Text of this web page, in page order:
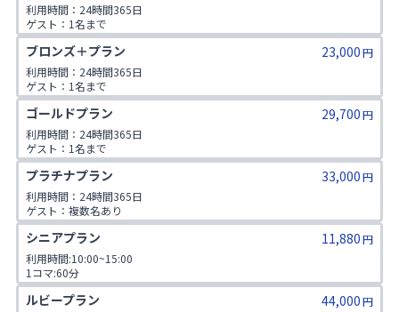
利用時間：24時間365日
ゲスト：1名まで
ブロンズ＋プラン 23,000円
利用時間：24時間365日
ゲスト：1名まで
ゴールドプラン 29,700円
利用時間：24時間365日
ゲスト：1名まで
1日2コマ予約可
プラチナプラン 33,000円
利用時間：24時間365日
ゲスト：複数名あり
1日2コマ予約可
シニアプラン 11,880円
利用時間:10:00~15:00
1コマ:60分
対象年齢:60歳以上
ゲスト:無し
ルビープラン 44,000円